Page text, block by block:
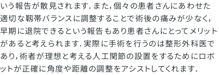
いう報告が散見されます．また，個々の患者さんにあわせた
適切な靱帯バランスに調整することで術後の痛みが少なく，
早期に退院できるという報告もあり患者さんにとってメリット
があると考えられます．実際に手術を行うのは整形外科医で
あり，術者が理想と考える人工関節の設置をするためにロボ
ットが正確に角度や距離の調整をアシストしてくれます．